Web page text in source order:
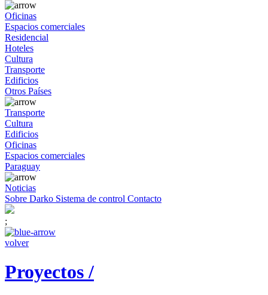
Oficinas
Espacios comerciales
Residencial
Hoteles
Cultura
Transporte
Edificios
Otros Países
Transporte
Cultura
Edificios
Oficinas
Espacios comerciales
Paraguay
Noticias
Sobre Darko Sistema de control Contacto
;
volver
Proyectos /